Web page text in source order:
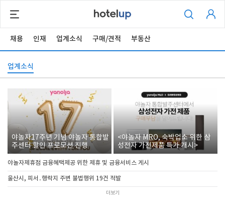
채용 인재 업계소식 구매/견적 부동산
업계소식
야놀자17주년 기념 야놀자 통합발
주센터 할인 프로모션 진행
<야놀자 MRO, 숙박업소 위한 삼
성전자 가전제품 특가 개시>
야놀자제휴점 금융혜택제공 위한 제휴 및 금융서비스 게시
울산시, 피서․행락지 주변 불법행위 19건 적발
더보기